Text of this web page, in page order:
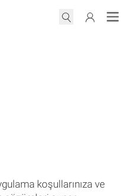
koşullarınıza ve